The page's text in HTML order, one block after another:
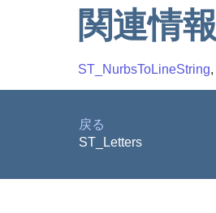
関連情報
ST_NurbsToLineString,
戻る
ST_Letters